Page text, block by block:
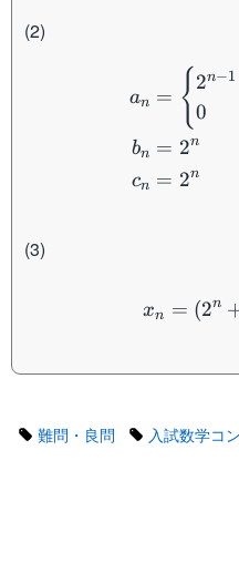
(2)
an
bn
cn
= { 2n−1
0
= 2n
= 2n
(3)
xn = (2n
難問・良問 入試数学コ